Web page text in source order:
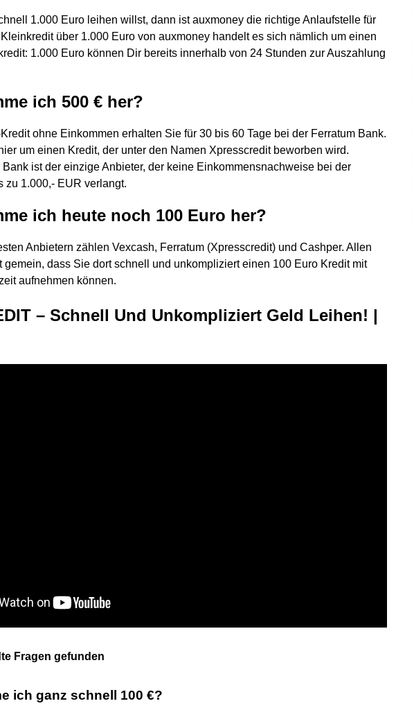
1.000 Euro leihen willst, dann ist auxmoney die richtige Anlaufstelle für
über 1.000 Euro von auxmoney handelt es sich nämlich um einen
1.000 Euro können Dir bereits innerhalb von 24 Stunden zur Auszahlung
ich 500 € her?
ohne Einkommen erhalten Sie für 30 bis 60 Tage bei der Ferratum Bank.
um einen Kredit, der unter den Namen Xpresscredit beworben wird.
Bank ist der einzige Anbieter, der keine Einkommensnachweise bei der
zu 1.000,- EUR verlangt.
ich heute noch 100 Euro her?
Anbietern zählen Vexcash, Ferratum (Xpresscredit) und Cashper. Allen
gemein, dass Sie dort schnell und unkompliziert einen 100 Euro Kredit mit
aufnehmen können.
– Schnell Und Unkompliziert Geld Leihen! |
Fragen gefunden
ich ganz schnell 100 €?